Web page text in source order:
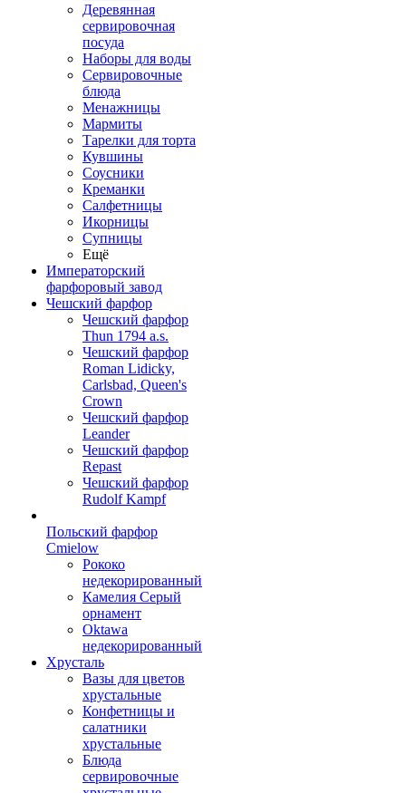
Деревянная
сервировочная
посуда
Наборы для воды
Сервировочные
блюда
Менажницы
Мармиты
Тарелки для торта
Кувшины
Соусники
Креманки
Салфетницы
Икорницы
Супницы
Ещё
Императорский
фарфоровый завод
Чешский фарфор
Чешский фарфор
Thun 1794 a.s.
Чешский фарфор
Roman Lidicky,
Carlsbad, Queen's
Crown
Чешский фарфор
Leander
Чешский фарфор
Repast
Чешский фарфор
Rudolf Kampf
Польский фарфор
Сmielow
Рококо
недекорированный
Камелия Серый
орнамент
Oktawa
недекорированный
Хрусталь
Вазы для цветов
хрустальные
Конфетницы и
салатники
хрустальные
Блюда
сервировочные